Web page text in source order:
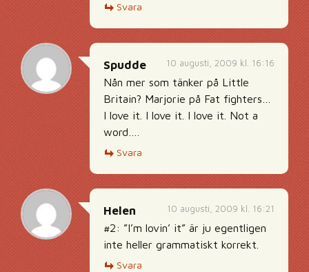
Svara
10 augusti, 2009 kl. 16:16
Spudde
Nån mer som tänker på Little
Britain? Marjorie på Fat fighters…
I love it. I love it. I love it. Not a
word….
Svara
10 augusti, 2009 kl. 16:21
Helen
#2: ”I’m lovin’ it” är ju egentligen
inte heller grammatiskt korrekt.
Svara